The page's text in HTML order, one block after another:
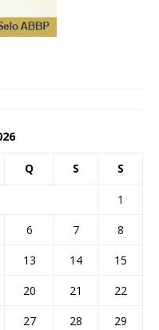
Q S S
1
6 7
8
13 14
15
20 21
22
27 28
29